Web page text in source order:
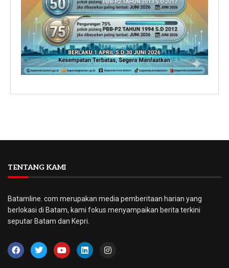
TENTANG KAMI
Batamline. com merupakan media pemberitaan harian yang
berlokasi di Batam, kami fokus menyampaikan berita terkini
seputar Batam dan Kepri.